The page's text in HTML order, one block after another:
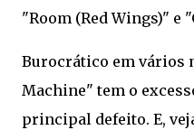
"Room (Red Wings)" e
Burocrático em vários
Machine" tem o
principal defeito. E,